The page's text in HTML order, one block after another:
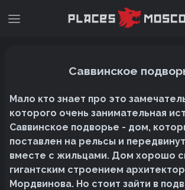
Саввинское
Мало кто знает про это
которого очень занимательная
Саввинское подворье - дом,
поставлен на рельсы и
вместе с жильцами. Дом хорошо
гигантским строением
Мордвинова. Но стоит зайти в